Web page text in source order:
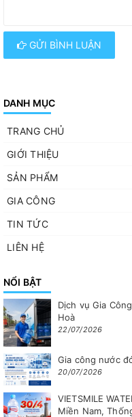
GỬI BÌNH LUẬN
DANH MỤC
TRANG CHỦ
GIỚI THIỆU
SẢN PHẨM
GIA CÔNG
TIN TỨC
LIÊN HỆ
NỔI BẬT
Dịch vụ Gia
Hoà
22/07/2026
Gia công nước
20/07/2026
VIETSMILE
Miền Nam,